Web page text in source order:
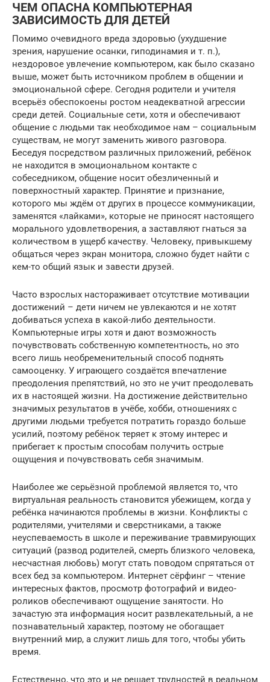
ЧЕМ ОПАСНА КОМПЬЮТЕРНАЯ
ЗАВИСИМОСТЬ ДЛЯ ДЕТЕЙ
Помимо очевидного вреда здоровью (ухудшение
зрения, нарушение осанки, гиподинамия и т. п.),
нездоровое увлечение компьютером, как было сказано
выше, может быть источником проблем в общении и
эмоциональной сфере. Сегодня родители и учителя
всерьёз обеспокоены ростом неадекватной агрессии
среди детей. Социальные сети, хотя и обеспечивают
общение с людьми так необходимое нам – социальным
существам, не могут заменить живого разговора.
Беседуя посредством различных приложений, ребёнок
не находится в эмоциональном контакте с
собеседником, общение носит обезличенный и
поверхностный характер. Принятие и признание,
которого мы ждём от других в процессе коммуникации,
заменятся «лайками», которые не приносят настоящего
морального удовлетворения, а заставляют гнаться за
количеством в ущерб качеству. Человеку, привыкшему
общаться через экран монитора, сложно будет найти с
кем-то общий язык и завести друзей.
Часто взрослых настораживает отсутствие мотивации
достижений – дети ничем не увлекаются и не хотят
добиваться успеха в какой-либо деятельности.
Компьютерные игры хотя и дают возможность
почувствовать собственную компетентность, но это
всего лишь необременительный способ поднять
самооценку. У играющего создаётся впечатление
преодоления препятствий, но это не учит преодолевать
их в настоящей жизни. На достижение действительно
значимых результатов в учёбе, хобби, отношениях с
другими людьми требуется потратить гораздо больше
усилий, поэтому ребёнок теряет к этому интерес и
прибегает к простым способам получить острые
ощущения и почувствовать себя значимым.
Наиболее же серьёзной проблемой является то, что
виртуальная реальность становится убежищем, когда у
ребёнка начинаются проблемы в жизни. Конфликты с
родителями, учителями и сверстниками, а также
неуспеваемость в школе и переживание травмирующих
ситуаций (развод родителей, смерть близкого человека,
несчастная любовь) могут стать поводом спрятаться от
всех бед за компьютером. Интернет сёрфинг – чтение
интересных фактов, просмотр фотографий и видео-
роликов обеспечивают ощущение занятости. Но
зачастую эта информация носит развлекательный, а не
познавательный характер, поэтому не обогащает
внутренний мир, а служит лишь для того, чтобы убить
время.
Естественно, что это и не решает трудностей в реальном